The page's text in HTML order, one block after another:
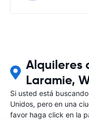
Alquileres
Laramie,
Si usted está
Unidos, pero en una
favor haga click en la